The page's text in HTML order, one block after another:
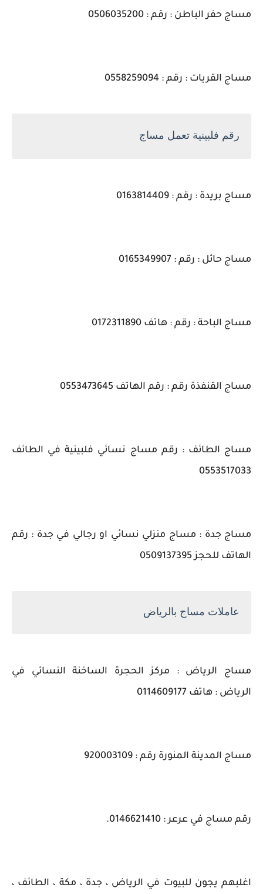
مساج حفر الباطن : رقم : 0506035200
مساج القريات : رقم : 0558259094
رقم فلبينية تعمل مساج
مساج بريدة : رقم : 0163814409
مساج حائل : رقم : 0165349907
مساج الباحة : رقم : هاتف 0172311890
مساج القنفذة رقم : رقم الهاتف 0553473645
مساج الطائف : رقم مساج نسائي فلبينية في الطائف
0553517033
مساج جدة : مساج منزلي نسائي او رجالي في جدة : رقم
الهاتف للحجز 0509137395
عاملات مساج بالرياض
مساج الرياض : مركز الحجرة الساخنة النسائي في
الرياض : هاتف 0114609177
مساج المدينة المنورة رقم : 920003109
رقم مساج في عرعر : 0146621410.
اغلبهم يجون للبيوت في الرياض ، جدة ، مكة ، الطائف ،